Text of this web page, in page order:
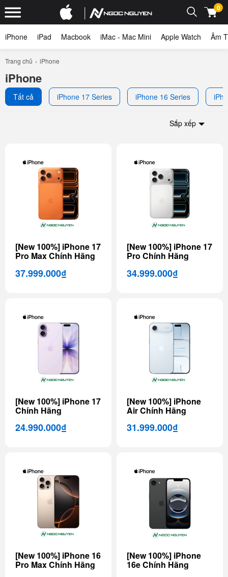
0
iPhone iPad Macbook iMac - Mac Mini Apple Watch Âm
Trang chủ iPhone
iPhone
Tất cả iPhone 17 Series iPhone 16 Series
Sắp xếp
[New 100%] iPhone 17
Pro Max Chính Hãng
37.999.000₫
[New 100%] iPhone 17
Pro Chính Hãng
34.999.000₫
[New 100%] iPhone 17
Chính Hãng
24.990.000₫
[New 100%] iPhone
Air Chính Hãng
31.999.000₫
[New 100%] iPhone 16
Pro Max Chính Hãng
[New 100%] iPhone
16e Chính Hãng